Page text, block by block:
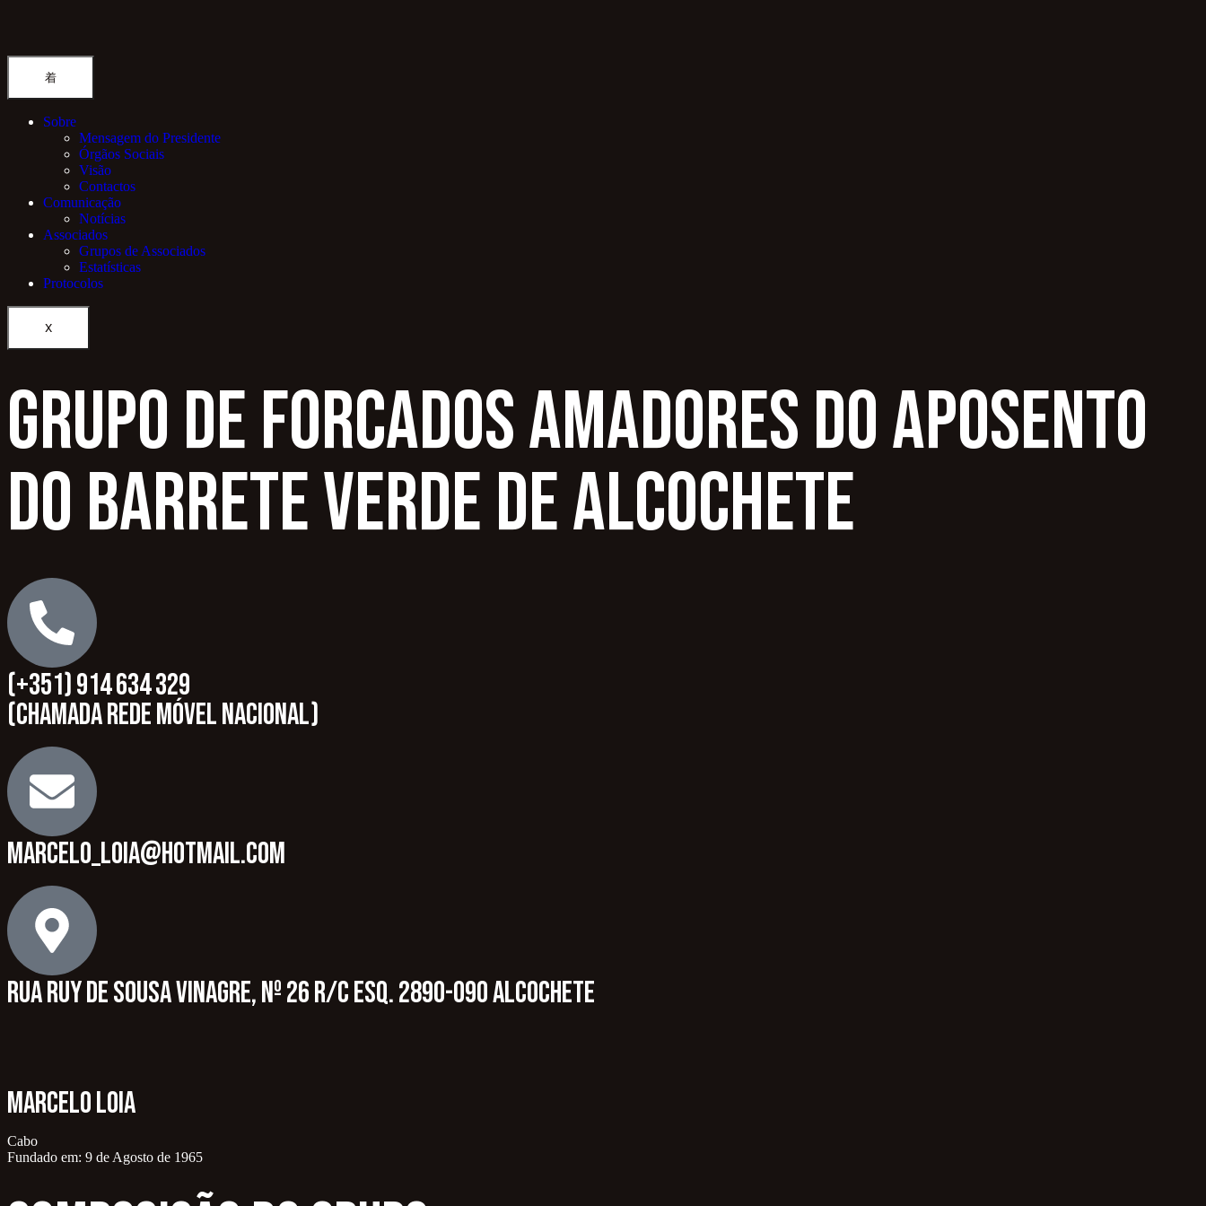
Sobre
Mensagem do Presidente
Órgãos Sociais
Visão
Contactos
Comunicação
Notícias
Associados
Grupos de Associados
Estatísticas
Protocolos
X
Grupo de Forcados Amadores do Aposento
do Barrete Verde de Alcochete
(+351) 914 634 329
(Chamada rede móvel nacional)
marcelo_loia@hotmail.com
Rua Ruy de Sousa Vinagre, nº 26 R/c Esq. 2890-090 Alcochete
Marcelo Loia
Cabo
Fundado em: 9 de Agosto de 1965